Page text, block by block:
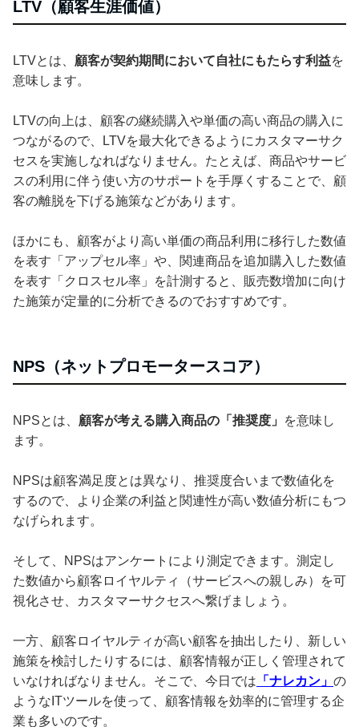
LTV（顧客生涯価値）
LTVとは、 顧客が契約期間において自社にもたらす利益を
意味します。
LTVの向上は、顧客の継続購入や単価の高い商品の購入に
つながるので、LTVを最大化できるようにカスタマーサク
セスを実施しなればなりません。たとえば、商品やサービ
スの利用に伴う使い方のサポートを手厚くすることで、顧
客の離脱を下げる施策などがあります。
ほかにも、顧客がより高い単価の商品利用に移行した数値
を表す「アップセル率」や、関連商品を追加購入した数値
を表す「クロスセル率」を計測すると、販売数増加に向け
た施策が定量的に分析できるのでおすすめです。
NPS（ネットプロモータースコア）
NPSとは、 顧客が考える購入商品の「推奨度」
を意味し
ます。
NPSは顧客満足度とは異なり、推奨度合いまで数値化を
するので、より企業の利益と関連性が高い数値分析にもつ
なげられます。
そして、NPSはアンケートにより測定できます。測定し
た数値から顧客ロイヤルティ（サービスへの親しみ）を可
視化させ、カスタマーサクセスへ繋げましょう。
一方、顧客ロイヤルティが高い顧客を抽出したり、新しい
施策を検討したりするには、顧客情報が正しく管理されて
いなければなりません。そこで、今日では 「ナレカン」 の
ようなITツールを使って、顧客情報を効率的に管理する企
業も多いのです。